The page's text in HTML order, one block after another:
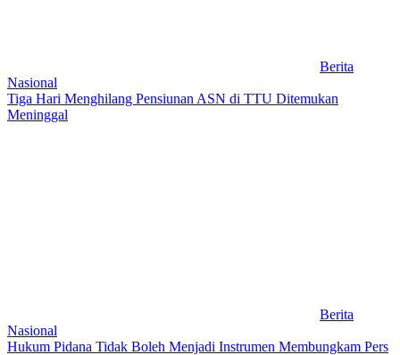
Berita
Nasional
Tiga Hari Menghilang Pensiunan ASN di TTU Ditemukan
Meninggal
Berita
Nasional
Hukum Pidana Tidak Boleh Menjadi Instrumen Membungkam Pers